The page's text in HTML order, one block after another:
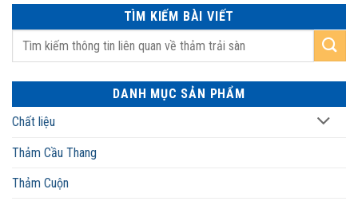
TÌM KIẾM BÀI VIẾT
DANH MỤC SẢN PHẨM
Chất liệu
Thảm Cầu Thang
Thảm Cuộn